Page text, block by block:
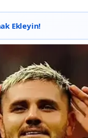
Ekleyin!